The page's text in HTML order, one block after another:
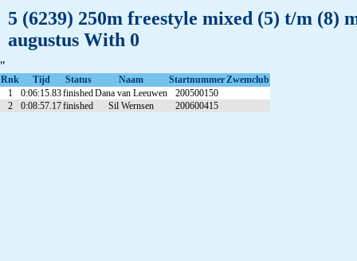
5 (6239) 250m freestyle mixed (5) t/m (8)
augustus With 0
"
Rnk Tijd Status Naam StartnummerZwemclub
1
0:06:15.83finishedDana van Leeuwen
200500150
2
0:08:57.17finished Sil Wernsen 200600415